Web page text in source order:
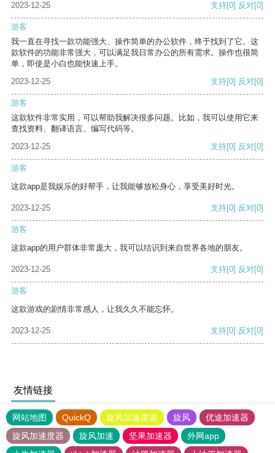
2023-12-25 支持[0] 反对[0]
游客
我一直在寻找一款功能强大、操作简单的办公软件，终于找到了它。这
款软件的功能非常强大，可以满足我日常办公的所有需求。操作也很简
单，即使是小白也能快速上手。
2023-12-25
支持[0] 反对[0]
游客
这款软件非常实用，可以帮助我解决很多问题。比如，我可以使用它来
查找资料、翻译语言、编写代码等。
2023-12-25
支持[0] 反对[0]
游客
这款app是我娱乐的好帮手，让我能够放松身心，享受美好时光。
2023-12-25 支持[0] 反对[0]
游客
这款app的用户群体非常庞大，我可以结识到来自世界各地的朋友。
2023-12-25 支持[0] 反对[0]
游客
这款游戏的剧情非常感人，让我久久不能忘怀。
2023-12-25 支持[0] 反对[0]
友情链接
网站地图 QuickQ 旋风加速度器 旋风
优途加速器
旋风加速度器
旋风加速 坚果加速器
外网app